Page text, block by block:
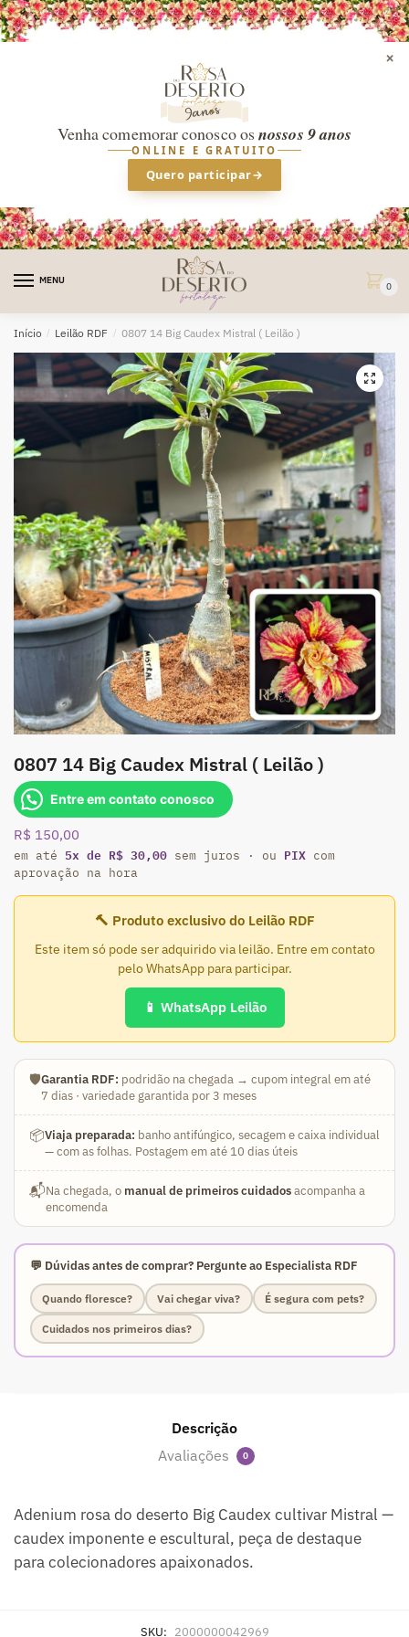
×
Venha comemorar conosco osnossos 9 anos
ONLINE E GRATUITO
Quero participar→
MENU
0
Início / Leilão RDF / 0807 14 Big Caudex Mistral ( Leilão )
🔍
0807 14 Big Caudex Mistral ( Leilão )
Entre em contato conosco
R$ 150,00
em até 5x de R$ 30,00 sem juros · ou PIX com
aprovação na hora
🔨 Produto exclusivo do Leilão RDF
Este item só pode ser adquirido via leilão. Entre em contato
pelo WhatsApp para participar.
📱 WhatsApp Leilão
🛡️Garantia RDF: podridão na chegada → cupom integral em até
7 dias · variedade garantida por 3 meses
📦Viaja preparada: banho antifúngico, secagem e caixa individual
— com as folhas. Postagem em até 10 dias úteis
📬Na chegada, o manual de primeiros cuidadosacompanha a
encomenda
💬 Dúvidas antes de comprar? Pergunte ao Especialista RDF
Quando floresce? Vai chegar viva? É segura com pets?
Cuidados nos primeiros dias?
Descrição
Avaliações
0
Adenium rosa do deserto Big Caudex cultivar Mistral —
caudex imponente e escultural, peça de destaque
para colecionadores apaixonados.
SKU: 2000000042969